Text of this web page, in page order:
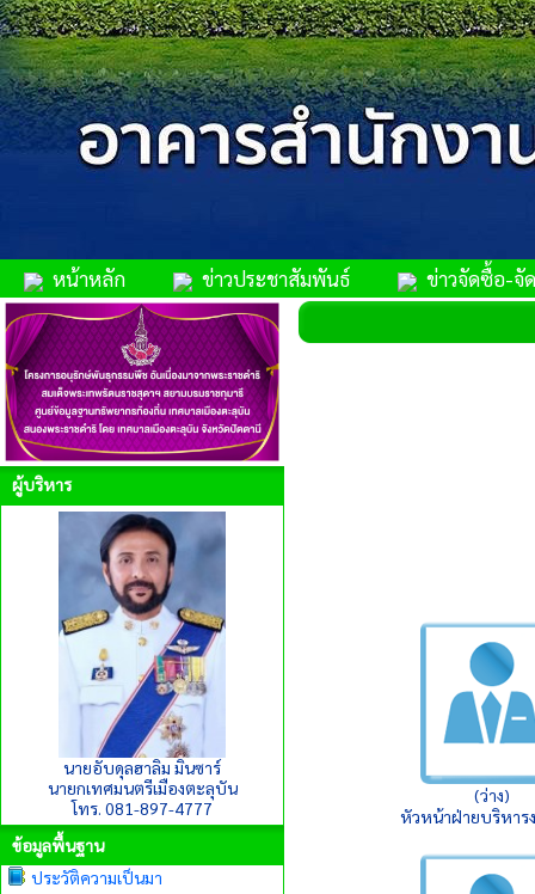
หน้าหลัก ข่าวประชาสัมพันธ์ ข่าวจัดซื้อ-จั
ผู้บริหาร
นายอับดุลฮาลิม มินซาร์
นายกเทศมนตรีเมืองตะลุบัน
โทร. 081-897-4777
ข้อมูลพื้นฐาน
ประวัติความเป็นมา
(ว่าง)
หัวหน้าฝ่ายบริหาร